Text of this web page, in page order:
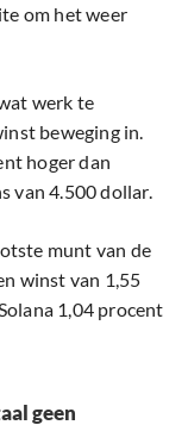
om het weer
werk te
beweging in.
hoger dan
van 4.500 dollar.
munt van de
winst van 1,55
1,04 procent
geen